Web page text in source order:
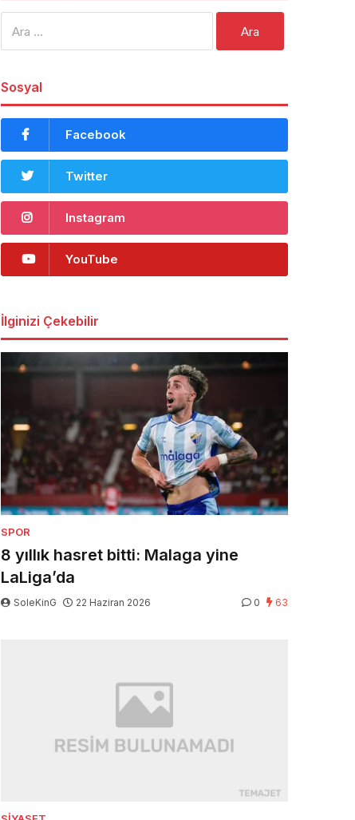
Sosyal
Facebook
Twitter
Instagram
YouTube
İlginizi Çekebilir
SPOR
8 yıllık hasret bitti: Malaga yine
LaLiga’da
SoleKinG 22 Haziran 2026 0 63